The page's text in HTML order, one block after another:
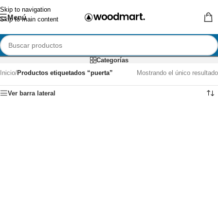
Skip to navigation
Skip to main content
Menú
Categorías
Inicio/Productos etiquetados “puerta” Mostrando el único resultado
Ver barra lateral